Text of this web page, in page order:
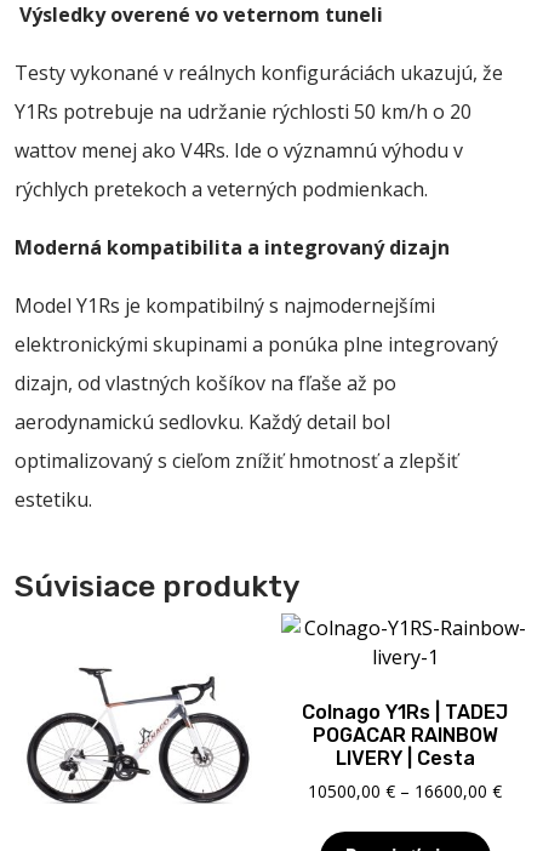
Výsledky overené vo veternom tuneli
Testy vykonané v reálnych konfiguráciách ukazujú, že
Y1Rs potrebuje na udržanie rýchlosti 50 km/h o 20
wattov menej ako V4Rs. Ide o významnú výhodu v
rýchlych pretekoch a veterných podmienkach.
Moderná kompatibilita a integrovaný dizajn
Model Y1Rs je kompatibilný s najmodernejšími
elektronickými skupinami a ponúka plne integrovaný
dizajn, od vlastných košíkov na fľaše až po
aerodynamickú sedlovku. Každý detail bol
optimalizovaný s cieľom znížiť hmotnosť a zlepšiť
estetiku.
Súvisiace produkty
Colnago Y1Rs | TADEJ
POGACAR RAINBOW
LIVERY | Cesta
10500,00€ – 16600,00€Price